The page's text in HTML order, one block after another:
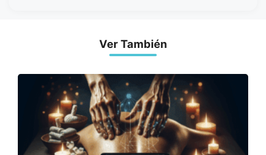
Ver También